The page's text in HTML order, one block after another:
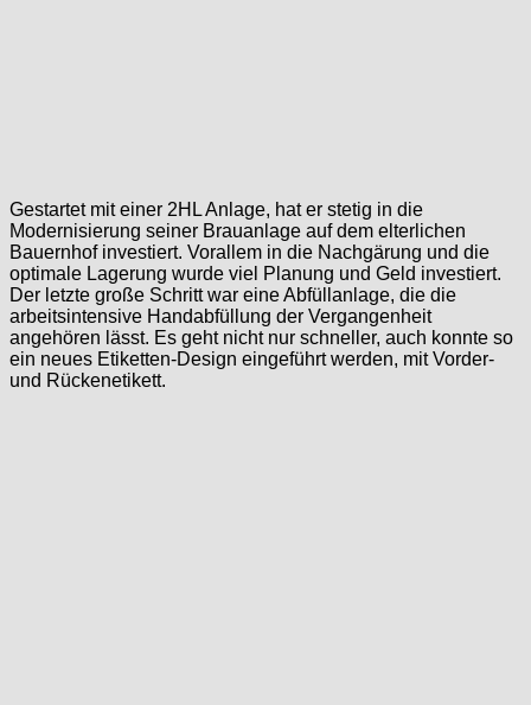
Gestartet mit einer 2HL Anlage, hat er stetig in die
Modernisierung seiner Brauanlage auf dem elterlichen
Bauernhof investiert. Vorallem in die Nachgärung und die
optimale Lagerung wurde viel Planung und Geld investiert.
Der letzte große Schritt war eine Abfüllanlage, die die
arbeitsintensive Handabfüllung der Vergangenheit
angehören lässt. Es geht nicht nur schneller, auch konnte so
ein neues Etiketten-Design eingeführt werden, mit Vorder-
und Rückenetikett.